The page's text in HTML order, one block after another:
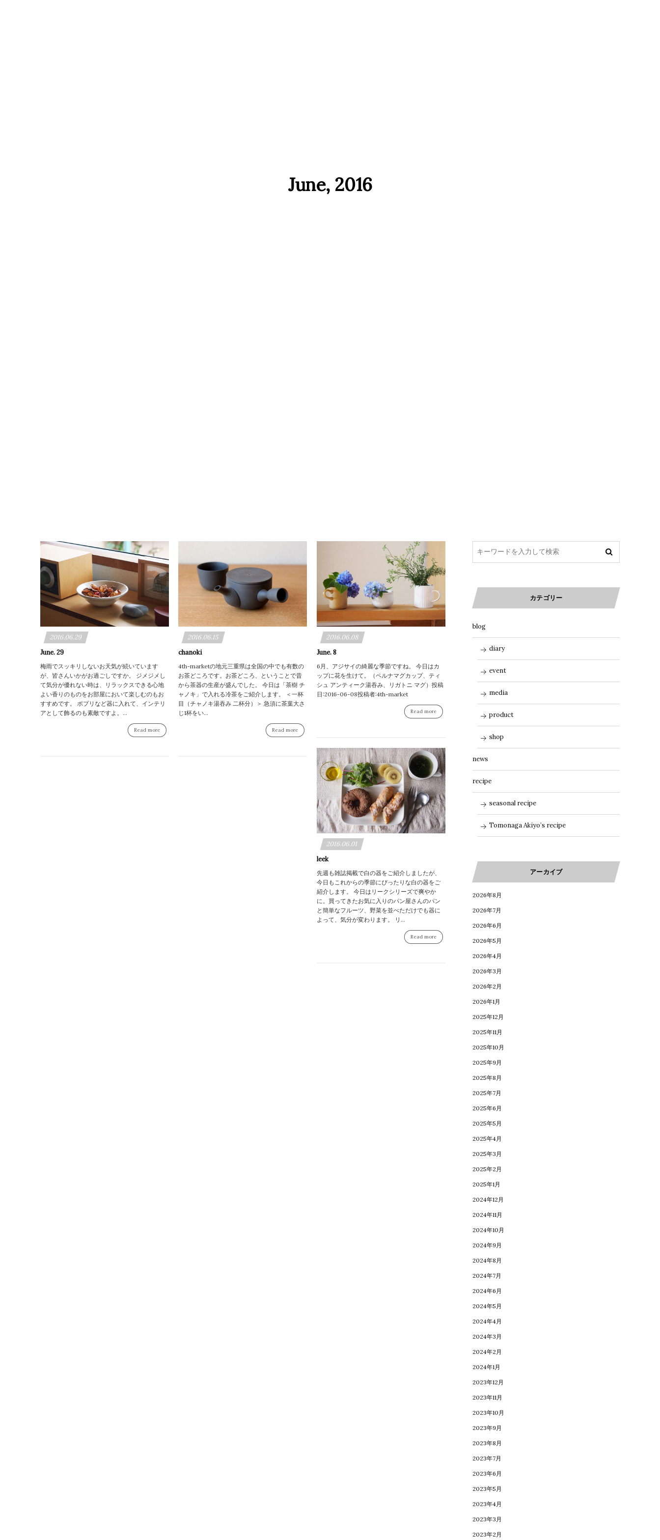
June, 2016
2016.06.29
June. 29
梅雨でスッキリしないお天気が続いています
が、皆さんいかがお過ごしですか。 ジメジメし
て気分が優れない時は、リラックスできる心地
よい香りのものをお部屋において楽しむのもお
すすめです。 ポプリなど器に入れて、インテリ
アとして飾るのも素敵ですよ。...
Read more
2016.06.15
chanoki
4th-marketの地元三重県は全国の中でも有数の
お茶どころです。お茶どころ、ということで昔
から茶器の生産が盛んでした。 今日は「茶樹 チ
ャノキ」で入れる冷茶をご紹介します。 ＜一杯
目（チャノキ湯吞み 二杯分）＞ 急須に茶葉大さ
じ1杯をい...
Read more
2016.06.08
June. 8
6月、アジサイの綺麗な季節ですね。 今日はカ
ップに花を生けて。（ペルナマグカップ、ティ
シュ アンティーク湯吞み、リガトニ マグ）投稿
日:2016-06-08投稿者:4th-market
Read more
2016.06.01
leek
先週も雑誌掲載で白の器をご紹介しましたが、
今日もこれからの季節にぴったりな白の器をご
紹介します。 今日はリークシリーズで爽やか
に。買ってきたお気に入りのパン屋さんのパン
と簡単なフルーツ、野菜を並べただけでも器に
よって、気分が変わります。 リ...
Read more
カテゴリー
blog
diary
event
media
product
shop
news
recipe
seasonal recipe
Tomonaga Akiyo’s recipe
アーカイブ
2026年8月
2026年7月
2026年6月
2026年5月
2026年4月
2026年3月
2026年2月
2026年1月
2025年12月
2025年11月
2025年10月
2025年9月
2025年8月
2025年7月
2025年6月
2025年5月
2025年4月
2025年3月
2025年2月
2025年1月
2024年12月
2024年11月
2024年10月
2024年9月
2024年8月
2024年7月
2024年6月
2024年5月
2024年4月
2024年3月
2024年2月
2024年1月
2023年12月
2023年11月
2023年10月
2023年9月
2023年8月
2023年7月
2023年6月
2023年5月
2023年4月
2023年3月
2023年2月